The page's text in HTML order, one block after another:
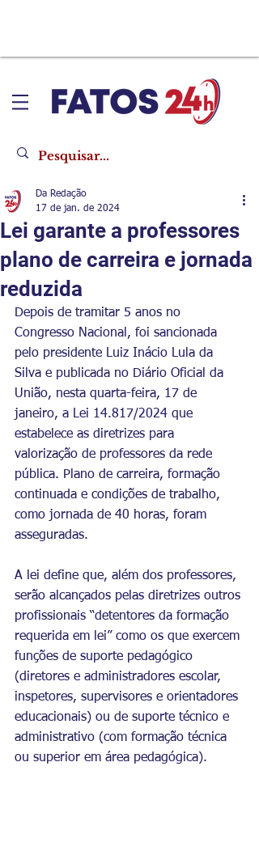
Lei garante a professores
plano de carreira e jornada
reduzida
Da Redação
17 de jan. de 2024
Depois de tramitar 5 anos no
Congresso Nacional, foi sancionada
pelo presidente Luiz Inácio Lula da
Silva e publicada no Diário Oficial da
União, nesta quarta-feira, 17 de
janeiro, a Lei 14.817/2024 que
estabelece as diretrizes para
valorização de professores da rede
pública. Plano de carreira, formação
continuada e condições de trabalho,
como jornada de 40 horas, foram
asseguradas.
A lei define que, além dos professores,
serão alcançados pelas diretrizes outros
profissionais “detentores da formação
requerida em lei” como os que exercem
funções de suporte pedagógico
(diretores e administradores escolar,
inspetores, supervisores e orientadores
educacionais) ou de suporte técnico e
administrativo (com formação técnica
ou superior em área pedagógica).